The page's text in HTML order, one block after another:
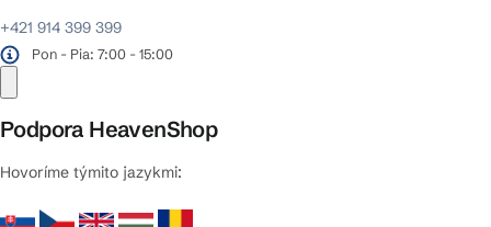
+421 914 399 399
Pon - Pia: 7:00 - 15:00
Podpora HeavenShop
Hovoríme týmito jazykmi: